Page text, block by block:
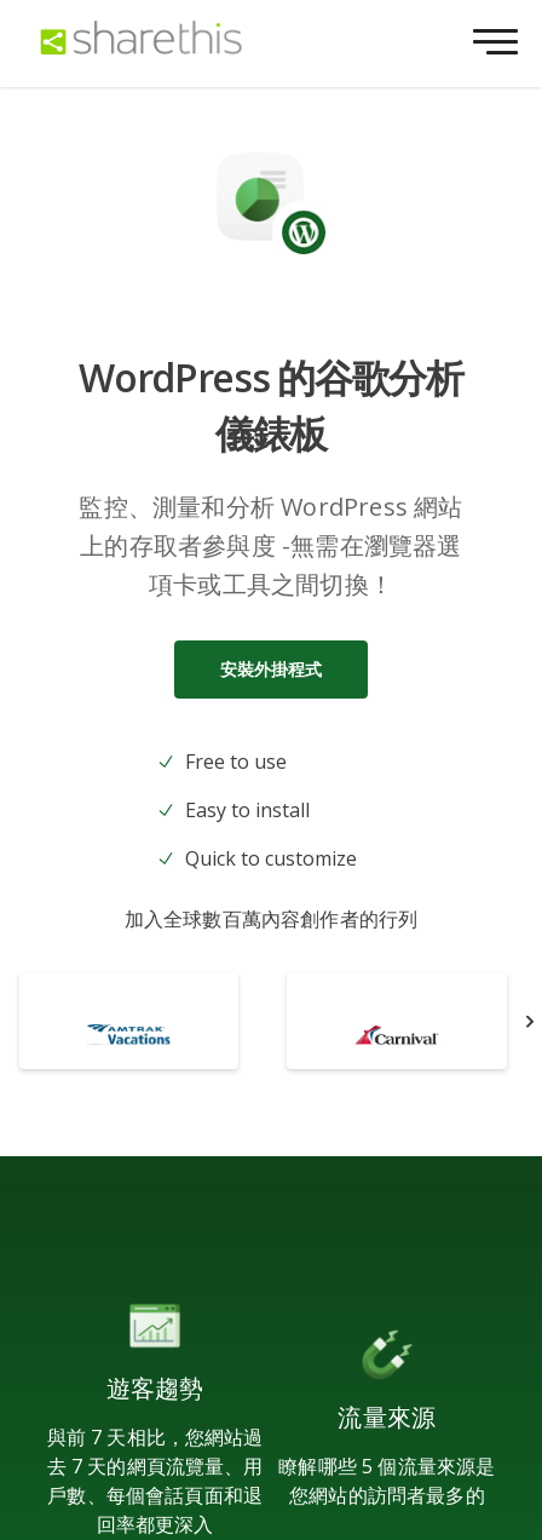
WordPress 的谷歌分析
儀錶板
監控、測量和分析 WordPress 網站
上的存取者參與度 -無需在瀏覽器選
項卡或工具之間切換！
安裝外掛程式
Free to use
Easy to install
Quick to customize
加入全球數百萬內容創作者的行列
遊客趨勢
與前 7 天相比，您網站過
去 7 天的網頁流覽量、用
戶數、每個會話頁面和退
回率都更深入
流量來源
瞭解哪些 5 個流量來源是
您網站的訪問者最多的